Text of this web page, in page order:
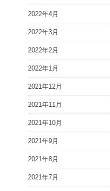
2022年4月
2022年3月
2022年2月
2022年1月
2021年12月
2021年11月
2021年10月
2021年9月
2021年8月
2021年7月